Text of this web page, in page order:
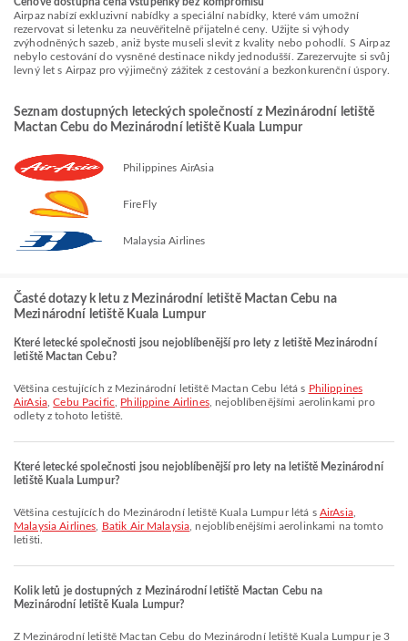
Airpaz nabízí exkluzivní nabídky a speciální nabídky, které vám umožní
rezervovat si letenku za neuvěřitelně přijatelné ceny. Užijte si výhody
zvýhodněných sazeb, aniž byste museli slevit z kvality nebo pohodlí. S Airpaz
nebylo cestování do vysněné destinace nikdy jednodušší. Zarezervujte si svůj
levný let s Airpaz pro výjimečný zážitek z cestování a bezkonkurenční úspory.
Seznam dostupných leteckých společností z Mezinárodní letiště
Mactan Cebu do Mezinárodní letiště Kuala Lumpur
Philippines AirAsia
FireFly
Malaysia Airlines
Časté dotazy k letu z Mezinárodní letiště Mactan Cebu na
Mezinárodní letiště Kuala Lumpur
Které letecké společnosti jsou nejoblíbenější pro lety z letiště Mezinárodní
letiště Mactan Cebu?
Většina cestujících z Mezinárodní letiště Mactan Cebu létá s Philippines
AirAsia,Cebu Pacific Philippine Airlines, nejoblíbenějšími aerolinkami pro
odlety z tohoto letiště.
Které letecké společnosti jsou nejoblíbenější pro lety na letiště Mezinárodní
letiště Kuala Lumpur?
Většina cestujících do Mezinárodní letiště Kuala Lumpur létá s AirAsia,
Malaysia Airlines
Batik Air Malaysia , nejoblíbenějšími aerolinkami na tomto
letišti.
Kolik letů je dostupných z Mezinárodní letiště Mactan Cebu na
Mezinárodní letiště Kuala Lumpur?
Z Mezinárodní letiště Mactan Cebu do Mezinárodní letiště Kuala Lumpur je 3